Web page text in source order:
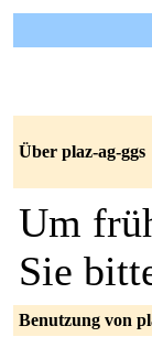
Über plaz-ag-ggs
Um
Sie
Benutzung von